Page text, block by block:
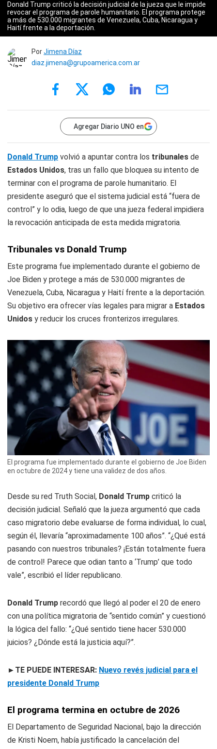
Donald Trump criticó la decisión judicial de la jueza que le impide
revocar el programa de parole humanitario. El programa protege
a más de 530.000 migrantes de Venezuela, Cuba, Nicaragua y
Haití frente a la deportación.
PorJimena Díaz
diaz.jimena@grupoamerica.com.ar
Agregar Diario UNO en
Donald Trump volvió a apuntar contra los tribunales de
Estados Unidos, tras un fallo que bloquea su intento de
terminar con el programa de parole humanitario. El
presidente aseguró que el sistema judicial está “fuera de
control” y lo odia, luego de que una jueza federal impidiera
la revocación anticipada de esta medida migratoria.
Tribunales vs Donald Trump
Este programa fue implementado durante el gobierno de
Joe Biden y protege a más de 530.000 migrantes de
Venezuela, Cuba, Nicaragua y Haití frente a la deportación.
Su objetivo era ofrecer vías legales para migrar a Estados
Unidos y reducir los cruces fronterizos irregulares.
El programa fue implementado durante el gobierno de Joe Biden
en octubre de 2024 y tiene una validez de dos años.
Desde su red Truth Social, Donald Trump criticó la
decisión judicial. Señaló que la jueza argumentó que cada
caso migratorio debe evaluarse de forma individual, lo cual,
según él, llevaría “aproximadamente 100 años”. “¿Qué está
pasando con nuestros tribunales? ¡Están totalmente fuera
de control! Parece que odian tanto a ‘Trump’ que todo
vale”, escribió el líder republicano.
Donald Trump recordó que llegó al poder el 20 de enero
con una política migratoria de “sentido común” y cuestionó
la lógica del fallo: “¿Qué sentido tiene hacer 530.000
juicios? ¿Dónde está la justicia aquí?”.
►TE PUEDE INTERESAR: Nuevo revés judicial para el
presidente Donald Trump
El programa termina en octubre de 2026
El Departamento de Seguridad Nacional, bajo la dirección
de Kristi Noem, había justificado la cancelación del